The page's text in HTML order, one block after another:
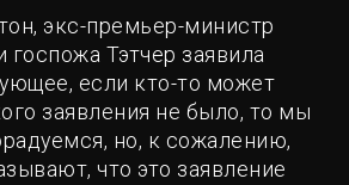
экс-премьер-министр
госпожа Тэтчер заявила
если кто-то может
заявления не было, то мы
но, к сожалению,
что это заявление